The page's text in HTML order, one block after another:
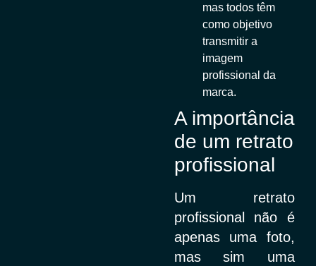
mas todos têm
como objetivo
transmitir a
imagem
profissional da
marca.
A importância
de um retrato
profissional
Um retrato
profissional não é
apenas uma foto,
mas sim uma